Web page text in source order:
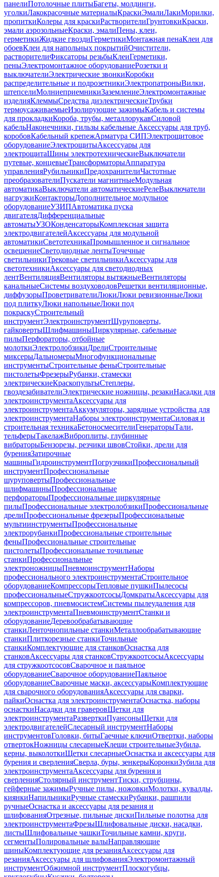
панелиПотолочные плитыБагеты, молдинги,
уголкиЛакокрасочные материалыКраскиЭмалиЛакиМорилки,
пропиткиКолеры для краскиРастворителиГрунтовкиКраски,
эмали аэрозольныеКраски, эмалиПены, клеи,
герметикиЖидкие гвоздиГерметикиМонтажная пенаКлеи для
обоевКлеи для напольных покрытийОчистители,
растворителиФиксаторы резьбыКлеиГерметики,
пеныЭлектромонтажное оборудованиеРозетки и
выключателиЭлектрические звонкиКоробки
распределительные и подрозетникиЭлектропатроныВилки,
штепселиМолниеприемникиЗаземлениеЭлектромонтажные
изделияКлеммыСредства диэлектрическиеТрубки
термоусаживаемыеИзолирующие зажимыКабель и системы
для прокладкиКороба, трубы, металлорукавСиловой
кабельНаконечники, гильзы кабельные Аксессуары для труб,
коробовКабельный крепежАрматура СИПЭлектрощитовое
оборудованиеЭлектрощитыАксессуары для
электрощитаШины электротехническиеВыключатели
путевые, концевыеТрансформаторыАппаратура
управленияРубильникиПредохранителиЧастотные
преобразователиПускатели магнитныеМодульная
автоматикаВыключатели автоматическиеРелеВыключатели
нагрузкиКонтакторыДополнительное модульное
оборудованиеУЗИПАвтоматика пуска
двигателяДифференциальные
автоматыУЗОКонденсаторыКомплексная защита
электродвигателейАксессуары для модульной
автоматикиСветотехникаПромышленное и сигнальное
освещениеСветодиодные лентыТочечные
светильникиТрековые светильникиАксессуары для
светотехникиАксессуары для светодиодных
лентВентиляцияВентиляторы вытяжныеВентиляторы
канальныеСистемы воздуховодовРешетки вентиляционные,
диффузорыПроветривателиЛюкиЛюки ревизионныеЛюки
под плиткуЛюки напольныеЛюки под
покраскуСтроительный
инструментЭлектроинструментШуруповерты,
гайковертыШлифмашиныЦиркулярные, сабельные
пилыПерфораторы, отбойные
молоткиЭлектролобзикиДрелиСтроительные
миксерыДальномерыМногофункциональные
инструментыСтроительные феныСтроительные
пистолетыФрезерыРубанки, стамески
электрическиеКраскопультыСтеплеры,
гвоздезабивателиЭлектрические ножницы, резакиНасадки для
электроинструментаАксессуары для
электроинструментаАккумуляторы, зарядные устройства для
электроинструментаНаборы электроинструментаСиловая и
строительная техникаБетоносмесителиГенераторыТали,
тельферыТакелажВиброплиты, глубинные
вибраторыБензорезы, резчики швовСтойки, дрели для
буренияЗатирочные
машиныГидроинструментПогрузчикиПрофессиональный
инструментПрофессиональные
шуруповертыПрофессиональные
шлифмашиныПрофессиональные
перфораторыПрофессиональные циркулярные
пилыПрофессиональные электролобзикиПрофессиональные
дрелиПрофессиональные фрезерыПрофессиональные
мультиинструментыПрофессиональные
электрорубанкиПрофессиональные строительные
феныПрофессиональные строительные
пистолетыПрофессиональные точильные
станкиПрофессиональные
электроножницыПневмоинструментНаборы
профессионального электроинструментаСтроительное
оборудованиеКомпрессорыТепловые пушкиПылесосы
профессиональныеСтружкоотсосыДомкратыАксессуары для
компрессоров, пневмосистемСистемы пылеудаления для
электроинструментаПневмоинструментСтанки и
оборудованиеДеревообрабатывающие
станкиЛенточнопильные станкиМеталлообрабатывающие
станкиПлиткорезные станкиТочильные
станкиКомплектующие для станковОснастка для
станковАксессуары для станковСтружкоотсосыАксессуары
для стружкоотсосовСварочное и паяльное
оборудованиеСварочное оборудованиеПаяльное
оборудованиеСварочные маски, аксессуарыКомплектующие
для сварочного оборудованияАксессуары для сварки,
пайкиОснастка для электроинструментаОснастка, наборы
оснасткиНасадки для граверовЩетки для
электроинструментаРазверткиПуансоныЩетки для
электродвигателейСлесарный инструментНаборы
инструментовГоловки, битыГаечные ключиОтвертки, наборы
отвертокНожницы слесарныеКлещи строительныеЗубила,
керны, выколоткиЩетки слесарныеОснастка и аксессуары для
бурения и сверленияСверла, буры, зенкерыКоронкиЗубила для
электроинструментаАксессуары для бурения и
сверленияСтолярный инструментТиски, струбцины,
гейферные зажимыРучные пилы, ножовкиМолотки, кувалды,
киянкиНапильникиРучные стамескиРубанки, рашпили
ручныеОснастка и аксессуары для резания и
шлифованияОтрезные, пильные дискиПильные полотна для
электроинструментаФрезыШлифовальные диски, насадки,
листыШлифовальные чашкиТочильные камни, круги,
сегментыПолировальные валыНаправляющие
шиныКомплектующие для резанияАксессуары для
резанияАксессуары для шлифованияЭлектромонтажный
инструментОбжимной инструментПлоскогубцы,